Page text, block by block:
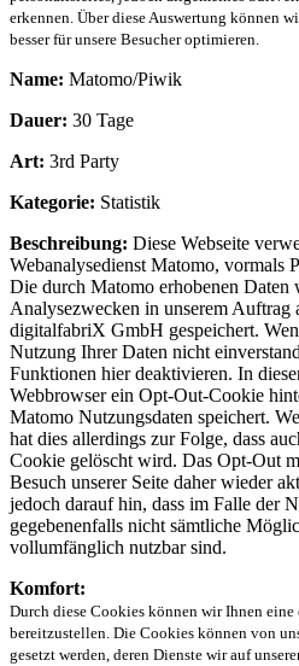
erkennen. Über diese Auswertung können
besser für unsere Besucher optimieren.
Name: Matomo/Piwik
Dauer: 30 Tage
Art: 3rd Party
Kategorie: Statistik
Beschreibung: Diese Webseite
Webanalysedienst Matomo, vormals
Die durch Matomo erhobenen Daten
Analysezwecken in unserem Auftrag
digitalfabriX GmbH gespeichert.
Nutzung Ihrer Daten nicht
Funktionen hier deaktivieren. In
Webbrowser ein Opt-Out-Cookie
Matomo Nutzungsdaten speichert.
hat dies allerdings zur Folge, dass
Cookie gelöscht wird. Das Opt-Out
Besuch unserer Seite daher wieder
jedoch darauf hin, dass im Falle der
gegebenenfalls nicht sämtliche
vollumfänglich nutzbar sind.
Komfort:
Durch diese Cookies können wir Ihnen
bereitzustellen. Die Cookies können von
gesetzt werden, deren Dienste wir auf